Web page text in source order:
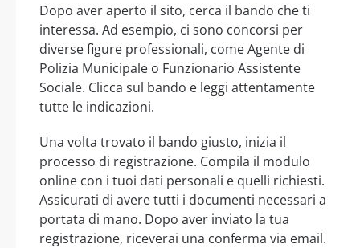
Dopo aver aperto il sito, cerca il bando che ti
interessa. Ad esempio, ci sono concorsi per
diverse figure professionali, come Agente di
Polizia Municipale o Funzionario Assistente
Sociale. Clicca sul bando e leggi attentamente
tutte le indicazioni.
Una volta trovato il bando giusto, inizia il
processo di registrazione. Compila il modulo
online con i tuoi dati personali e quelli richiesti.
Assicurati di avere tutti i documenti necessari a
portata di mano. Dopo aver inviato la tua
registrazione, riceverai una conferma via email.